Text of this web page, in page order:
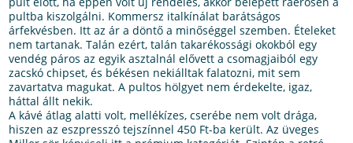
pultba kiszolgálni. Kommersz italkínálat barátságos
árfekvésben. Itt az ár a döntő a minőséggel szemben. Ételeket
nem tartanak. Talán ezért, talán takarékossági okokból egy
vendég páros az egyik asztalnál elővett a csomagjaiból egy
zacskó chipset, és békésen nekiálltak falatozni, mit sem
zavartatva magukat. A pultos hölgyet nem érdekelte, igaz,
háttal állt nekik.
A kávé átlag alatti volt, mellékízes, cserébe nem volt drága,
hiszen az eszpresszó tejszínnel 450 Ft-ba került. Az üveges